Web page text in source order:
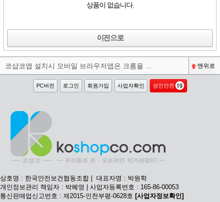
상품이 없습니다.
이전으로
맨위로
PC버전 로그인 회원가입 사업자확인 성인안전
상호명 : 한국안전보건협동조합 | 대표자명 : 박원학
개인정보관리 책임자 : 박혜영 | 사업자등록번호 : 165-86-00053
통신판매업신고번호 : 제2015-인천부평-0628호 [사업자정보확인]